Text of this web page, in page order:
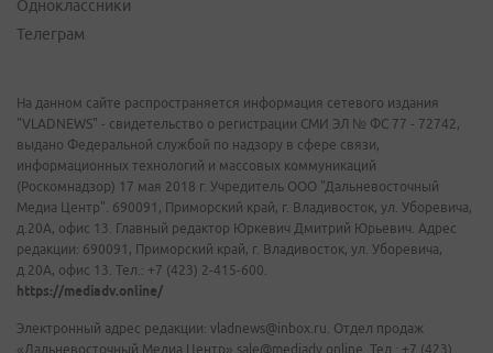
Одноклассники
Телеграм
На данном сайте распространяется информация сетевого издания
"VLADNEWS" - свидетельство о регистрации СМИ ЭЛ № ФС 77 - 72742,
выдано Федеральной службой по надзору в сфере связи,
информационных технологий и массовых коммуникаций
(Роскомнадзор) 17 мая 2018 г. Учредитель ООО "Дальневосточный
Медиа Центр". 690091, Приморский край, г. Владивосток, ул. Уборевича,
д.20А, офис 13. Главный редактор Юркевич Дмитрий Юрьевич. Адрес
редакции: 690091, Приморский край, г. Владивосток, ул. Уборевича,
д.20А, офис 13. Тел.: +7 (423) 2-415-600.
https://mediadv.online/
Электронный адрес редакции: vladnews@inbox.ru. Отдел продаж
«Дальневосточный Медиа Центр» sale@mediadv.online. Тел.: +7 (423)